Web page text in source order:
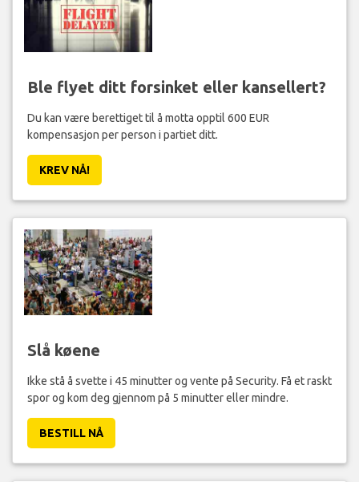
Ble flyet ditt forsinket eller kansellert?
Du kan være berettiget til å motta opptil 600 EUR
kompensasjon per person i partiet ditt.
KREV NÅ!
Slå køene
Ikke stå å svette i 45 minutter og vente på Security. Få et raskt
spor og kom deg gjennom på 5 minutter eller mindre.
BESTILL NÅ